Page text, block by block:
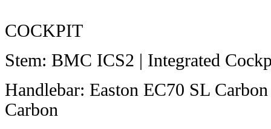
COCKPIT
Stem: BMC ICS2 | Integrated
Handlebar: Easton EC70 SL
Carbon